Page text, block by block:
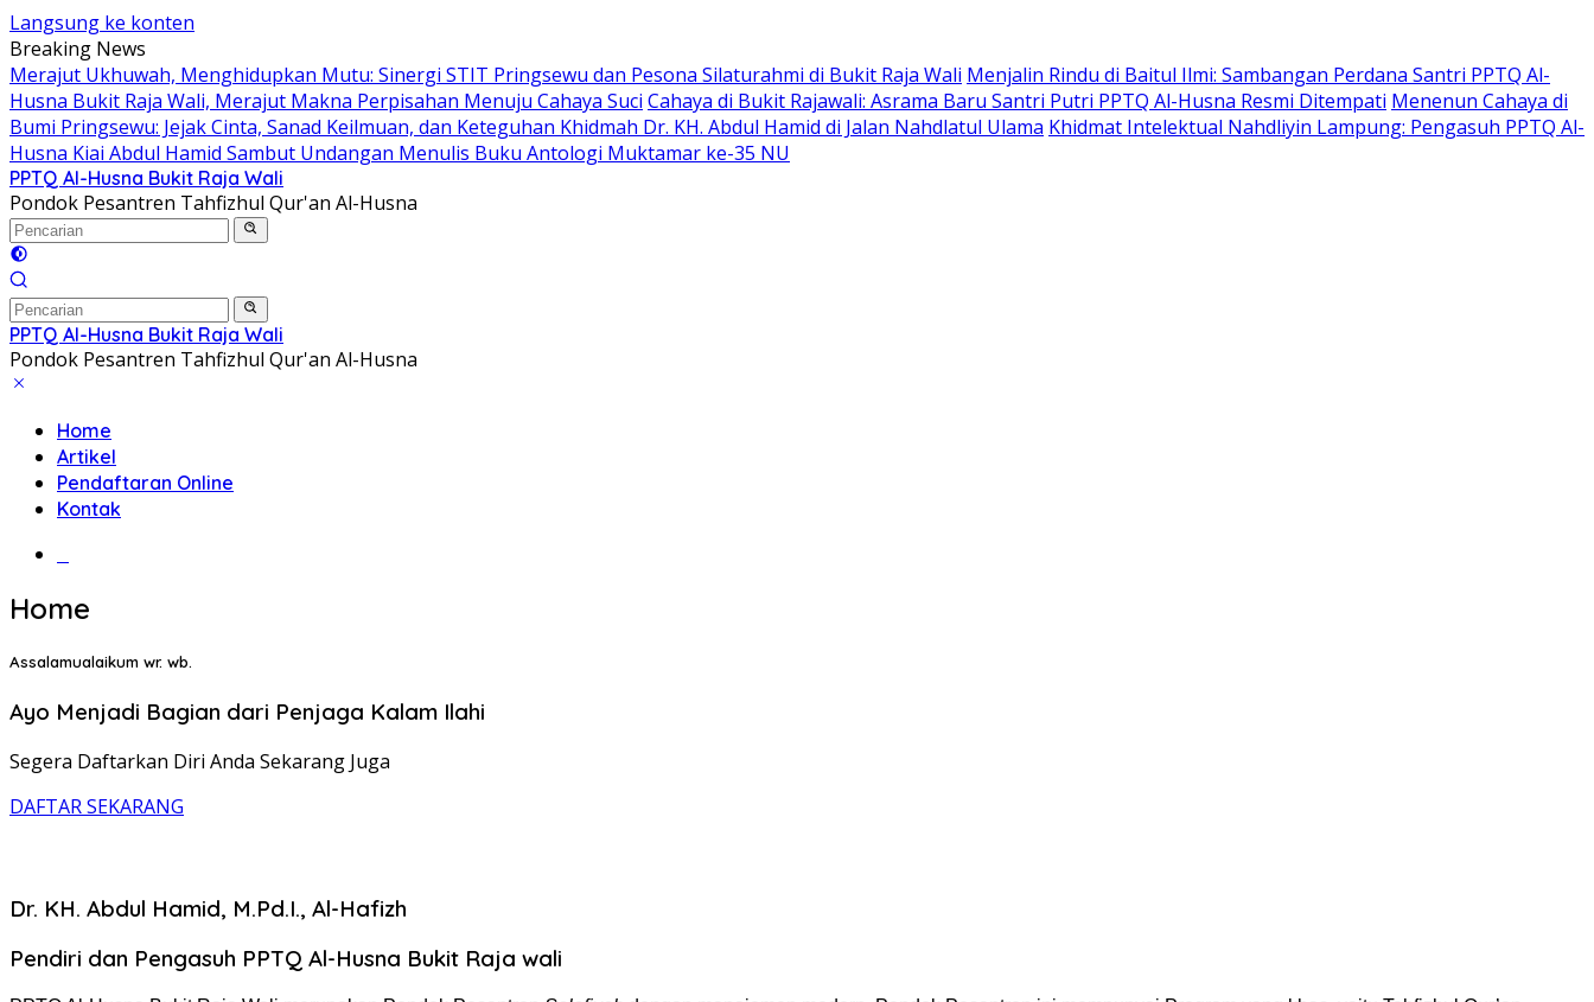
Langsung ke konten
Breaking News
Merajut Ukhuwah, Menghidupkan Mutu: Sinergi STIT Pringsewu dan Pesona Silaturahmi di Bukit Raja Wali Menjalin Rindu di Baitul Ilmi: Sambangan Perdana Santri PPTQ Al-
Husna Bukit Raja Wali, Merajut Makna Perpisahan Menuju Cahaya Suci Cahaya di Bukit Rajawali: Asrama Baru Santri Putri PPTQ Al-Husna Resmi Ditempati Menenun Cahaya di
Bumi Pringsewu: Jejak Cinta, Sanad Keilmuan, dan Keteguhan Khidmah Dr. KH. Abdul Hamid di Jalan Nahdlatul Ulama Khidmat Intelektual Nahdliyin Lampung: Pengasuh PPTQ Al-
Husna Kiai Abdul Hamid Sambut Undangan Menulis Buku Antologi Muktamar ke-35 NU
PPTQ Al-Husna Bukit Raja Wali
Pondok Pesantren Tahfizhul Qur'an Al-Husna
PPTQ Al-Husna Bukit Raja Wali
Pondok Pesantren Tahfizhul Qur'an Al-Husna
Home
Artikel
Pendaftaran Online
Kontak
Home
Assalamualaikum wr. wb.
Ayo Menjadi Bagian dari Penjaga Kalam Ilahi
Segera Daftarkan Diri Anda Sekarang Juga
DAFTAR SEKARANG
Dr. KH. Abdul Hamid, M.Pd.I., Al-Hafizh
Pendiri dan Pengasuh PPTQ Al-Husna Bukit Raja wali